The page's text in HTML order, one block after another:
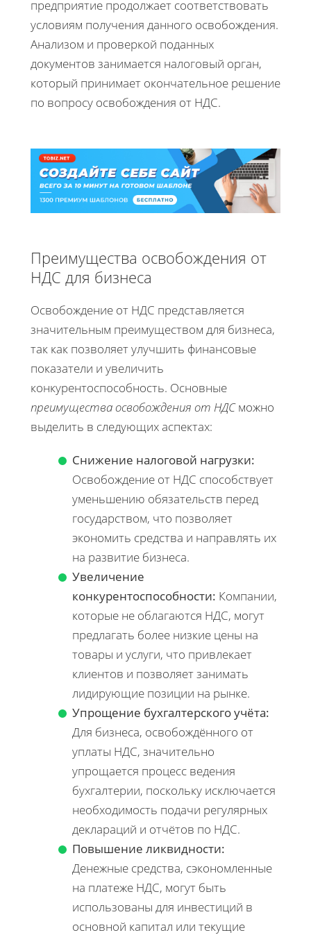
предприятие продолжает соответствовать
условиям получения данного освобождения.
Анализом и проверкой поданных
документов занимается налоговый орган,
который принимает окончательное решение
по вопросу освобождения от НДС.
Преимущества освобождения от
НДС для бизнеса
Освобождение от НДС представляется
значительным преимуществом для бизнеса,
так как позволяет улучшить финансовые
показатели и увеличить
конкурентоспособность. Основные
преимущества освобождения от НДСможно
выделить в следующих аспектах:
Снижение налоговой нагрузки:
Освобождение от НДС способствует
уменьшению обязательств перед
государством, что позволяет
экономить средства и направлять их
на развитие бизнеса.
Увеличение
конкурентоспособности: Компании,
которые не облагаются НДС, могут
предлагать более низкие цены на
товары и услуги, что привлекает
клиентов и позволяет занимать
лидирующие позиции на рынке.
Упрощение бухгалтерского учёта:
Для бизнеса, освобождённого от
уплаты НДС, значительно
упрощается процесс ведения
бухгалтерии, поскольку исключается
необходимость подачи регулярных
деклараций и отчётов по НДС.
Повышение ликвидности:
Денежные средства, сэкономленные
на платеже НДС, могут быть
использованы для инвестиций в
основной капитал или текущие